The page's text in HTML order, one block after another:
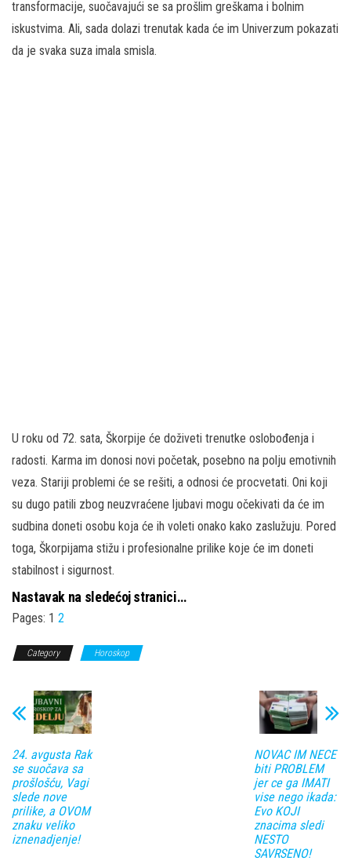
transformacije, suočavajući se sa prošlim greškama i bolnim
iskustvima. Ali, sada dolazi trenutak kada će im Univerzum pokazati
da je svaka suza imala smisla.
U roku od 72. sata, Škorpije će doživeti trenutke oslobođenja i
radosti. Karma im donosi novi početak, posebno na polju emotivnih
veza. Stariji problemi će se rešiti, a odnosi će procvetati. Oni koji
su dugo patili zbog neuzvraćene ljubavi mogu očekivati da će im
sudbina doneti osobu koja će ih voleti onako kako zaslužuju. Pored
toga, Škorpijama stižu i profesionalne prilike koje će im doneti
stabilnost i sigurnost.
Nastavak na sledećoj stranici…
Pages: 1 2
Category Horoskop
24. avgusta Rak
se suočava sa
prošlošću, Vagi
slede nove
prilike, a OVOM
znaku veliko
iznenadjenje!
NOVAC IM NECE
biti PROBLEM
jer ce ga IMATI
vise nego ikada:
Evo KOJI
znacima sledi
NESTO
SAVRSENO!